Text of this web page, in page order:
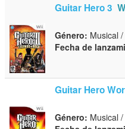
Guitar Hero 3
Género: Musical
Fecha de
Guitar Hero
Género: Musical